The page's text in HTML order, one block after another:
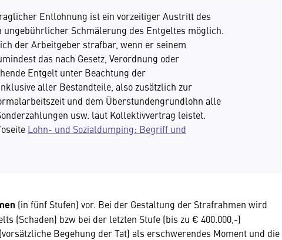
Entlohnung ist ein vorzeitiger Austritt des
ungebührlicher Schmälerung des Entgeltes möglich.
der Arbeitgeber strafbar, wenn er seinem
das nach Gesetz, Verordnung oder
Entgelt unter Beachtung der
aller Bestandteile, also zusätzlich zur
und dem Überstundengrundlohn alle
usw. laut Kollektivvertrag leistet.
Lohn- und Sozialdumping: Begriff und
(in fünf Stufen) vor. Bei der Gestaltung der Strafrahmen wird
(Schaden) bzw bei der letzten Stufe (bis zu € 400.000,-)
Begehung der Tat) als erschwerendes Moment und die